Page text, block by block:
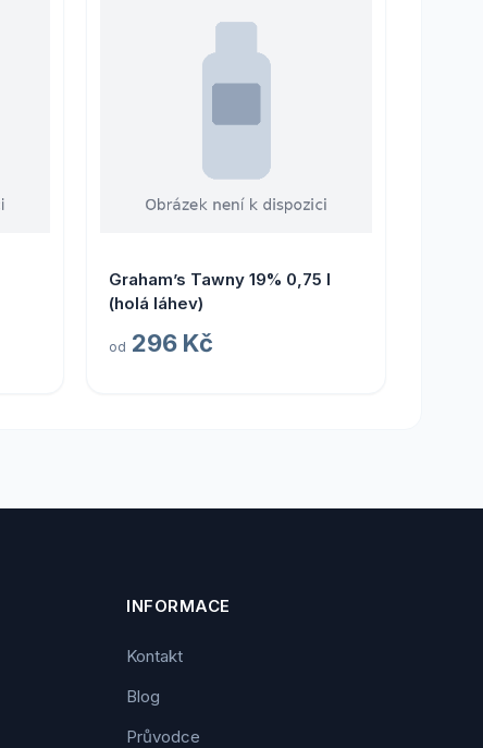
Graham’s Tawny 19% 0,75 l
(holá láhev)
od 296 Kč
INFORMACE
Kontakt
Blog
Průvodce